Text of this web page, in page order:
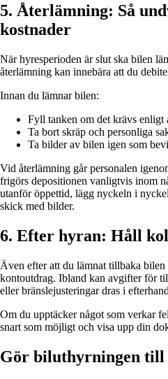
5. Återlämning: Så
kostnader
När hyresperioden är slut ska bilen
återlämning kan innebära att du
Innan du lämnar bilen:
Fyll tanken om det krävs enligt
Ta bort skräp och personliga
Ta bilder av bilen igen som
Vid återlämning går personalen
frigörs depositionen vanligtvis inom
utanför öppettid, lägg nyckeln i
skick med bilder.
6. Efter hyran: Håll
Även efter att du lämnat tillbaka
kontoutdrag. Ibland kan avgifter för
eller bränslejusteringar dras i
Om du upptäcker något som verkar
snart som möjligt och visa upp din
Gör biluthyrningen till